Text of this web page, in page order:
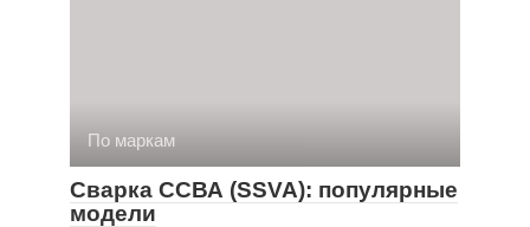
По маркам
Сварка ССВА (SSVA): популярные
модели